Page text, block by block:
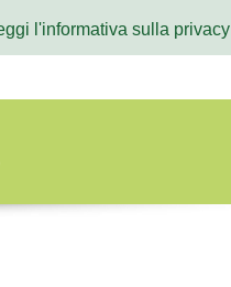
l'informativa sulla privacy